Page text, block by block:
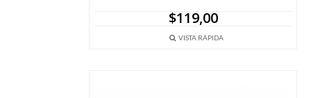
$119,00
VISTA RÁPIDA